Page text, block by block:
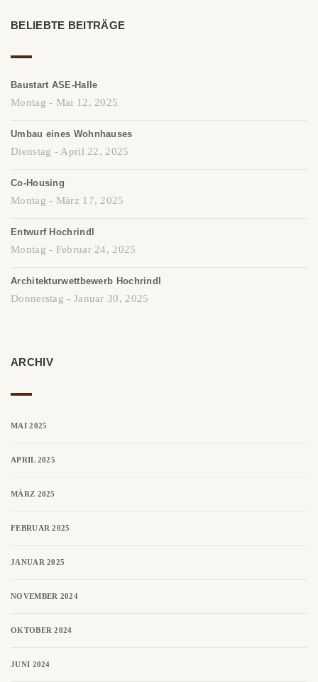
BELIEBTE BEITRÄGE
Baustart ASE-Halle
Montag - Mai 12, 2025
Umbau eines Wohnhauses
Dienstag - April 22, 2025
Co-Housing
Montag - März 17, 2025
Entwurf Hochrindl
Montag - Februar 24, 2025
Architekturwettbewerb Hochrindl
Donnerstag - Januar 30, 2025
ARCHIV
MAI 2025
APRIL 2025
MÄRZ 2025
FEBRUAR 2025
JANUAR 2025
NOVEMBER 2024
OKTOBER 2024
JUNI 2024